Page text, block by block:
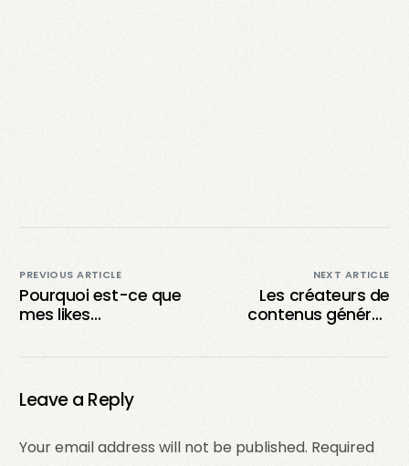
PREVIOUS ARTICLE
Pourquoi est-ce que
mes likes
TikTok ?
NEXT ARTICLE
Les créateurs de
contenus générés
(UGC) sont-ils
Leave a Reply
Your email address will not be published. Required